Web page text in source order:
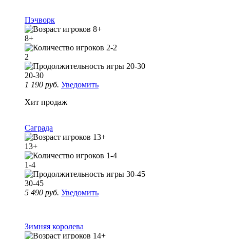
Пэчворк
8+
2
20-30
1 190 руб. Уведомить
Хит продаж
Саграда
13+
1-4
30-45
5 490 руб. Уведомить
Зимняя королева